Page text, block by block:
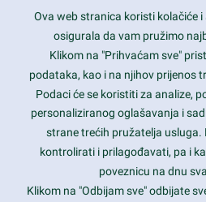
Latest trends and much more...
Contact Info
1600 Amphitheatre Parkway,
prothemes.net@gmail.com
Ova web stranica koristi kolačiće
osigurala da vam pružimo
Klikom na "Prihvaćam sve"
podataka, kao i na njihov prijenos
Podaci će se koristiti za analize,
personaliziranog oglašavanja i
strane trećih pružatelja usluga.
kontrolirati i prilagođavati, pa i
poveznicu na dnu
Klikom na "Odbijam sve" odbijate